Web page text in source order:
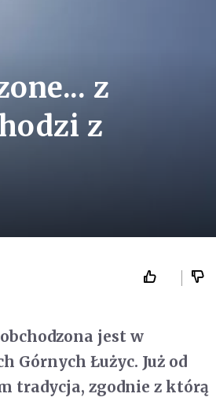
z
z
jest w
Górnych Łużyc. Już od
tradycja, zgodnie z którą